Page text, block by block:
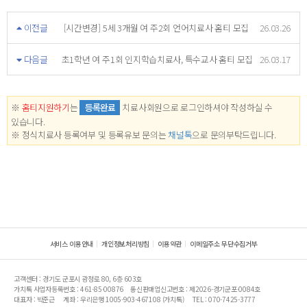
이전글 [시간변경] 5세 3개월 여 주2회 언어치료사 홈티 모집 26.03.26
다음글 초1학년 여 주1회 인지학습치료사, 특수교사 홈티 모집 26.03.17
※ 홈티지원하기는 등록완료 치료사회원으로 로그인하셔야 작성하실 수
있습니다.
※ 정식치료사 등록여부 및 등록유보 문의는 채널톡으로 문의부탁드립니다.
서비스 이용안내 개인정보처리방침 이용약관 이메일주소 무단수집거부
고객센터 : 경기도 군포시 광정로 80, 6층 603호
가치톡 사업자등록번호 : 461-85-00876
통신판매업신고번호 : 제2026-경기군포-0084호
대표자 : 박준근
계좌 : 우리은행 1005-903-467108 (가치톡)
TEL : 070-7425-3777